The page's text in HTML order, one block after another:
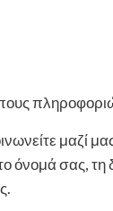
μαζί
σας, τη